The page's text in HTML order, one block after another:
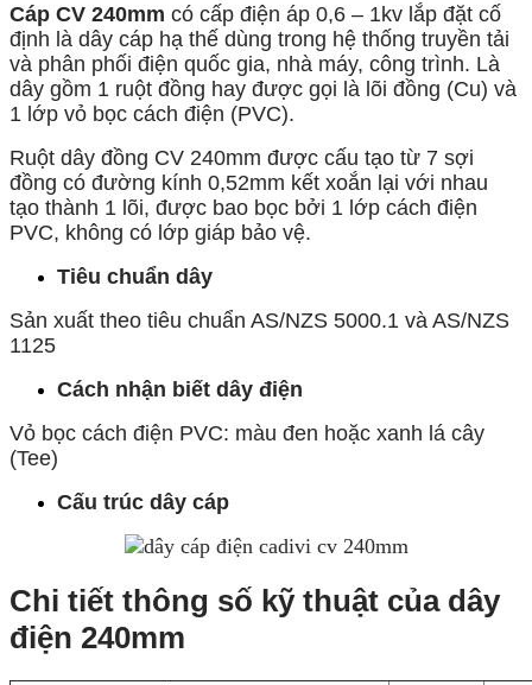
Cáp CV 240mm có cấp điện áp 0,6 – 1kv lắp đặt cố
định là dây cáp hạ thế dùng trong hệ thống truyền tải
và phân phối điện quốc gia, nhà máy, công trình. Là
dây gồm 1 ruột đồng hay được gọi là lõi đồng (Cu) và
1 lớp vỏ bọc cách điện (PVC).
Ruột dây đồng CV 240mm được cấu tạo từ 7 sợi
đồng có đường kính 0,52mm kết xoắn lại với nhau
tạo thành 1 lõi, được bao bọc bởi 1 lớp cách điện
PVC, không có lớp giáp bảo vệ.
Tiêu chuẩn dây
Sản xuất theo tiêu chuẩn AS/NZS 5000.1 và AS/NZS
1125
Cách nhận biết dây điện
Vỏ bọc cách điện PVC: màu đen hoặc xanh lá cây
(Tee)
Cấu trúc dây cáp
Chi tiết thông số kỹ thuật của dây
điện 240mm​